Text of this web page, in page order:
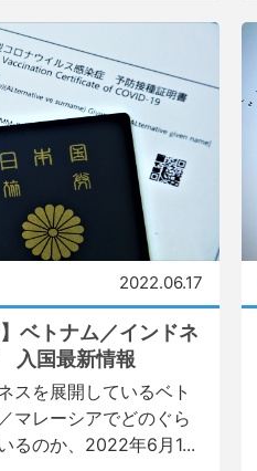
2022.06.17
ベトナム／インドネ
入国最新情報
スを展開しているベト
マレーシアでどのぐら
るのか、2022年6月1...